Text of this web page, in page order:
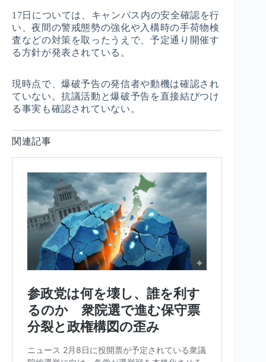
17日については、キャンパス内の安全確認を行
い、夜間の警戒態勢の強化や入構時の手荷物検
査などの対策を取ったうえで、予定通り開催す
る方針が発表されている。
現時点で、爆破予告の発信者や動機は確認され
ていない。抗議活動と爆破予告を直接結びつけ
る事実も確認されていない。
関連記事